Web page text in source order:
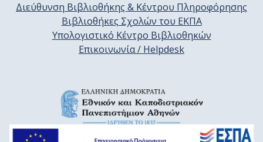
Διεύθυνση Βιβλιοθήκης & Κέντρου Πληροφόρησης
Βιβλιοθήκες Σχολών του ΕΚΠΑ
Υπολογιστικό Κέντρο Βιβλιοθηκών
Επικοινωνία / Helpdesk